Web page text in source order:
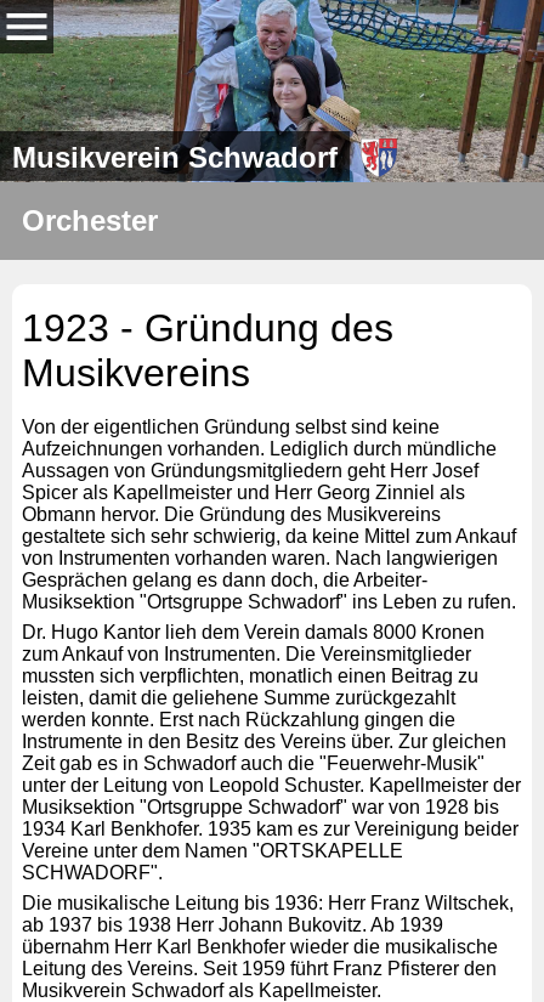
Musikverein Schwadorf
Orchester
1923 - Gründung des
Musikvereins
Von der eigentlichen Gründung selbst sind keine
Aufzeichnungen vorhanden. Lediglich durch mündliche
Aussagen von Gründungsmitgliedern geht Herr Josef
Spicer als Kapellmeister und Herr Georg Zinniel als
Obmann hervor. Die Gründung des Musikvereins
gestaltete sich sehr schwierig, da keine Mittel zum Ankauf
von Instrumenten vorhanden waren. Nach langwierigen
Gesprächen gelang es dann doch, die Arbeiter-
Musiksektion "Ortsgruppe Schwadorf" ins Leben zu rufen.
Dr. Hugo Kantor lieh dem Verein damals 8000 Kronen
zum Ankauf von Instrumenten. Die Vereinsmitglieder
mussten sich verpflichten, monatlich einen Beitrag zu
leisten, damit die geliehene Summe zurückgezahlt
werden konnte. Erst nach Rückzahlung gingen die
Instrumente in den Besitz des Vereins über. Zur gleichen
Zeit gab es in Schwadorf auch die "Feuerwehr-Musik"
unter der Leitung von Leopold Schuster. Kapellmeister der
Musiksektion "Ortsgruppe Schwadorf" war von 1928 bis
1934 Karl Benkhofer. 1935 kam es zur Vereinigung beider
Vereine unter dem Namen "ORTSKAPELLE
SCHWADORF".
Die musikalische Leitung bis 1936: Herr Franz Wiltschek,
ab 1937 bis 1938 Herr Johann Bukovitz. Ab 1939
übernahm Herr Karl Benkhofer wieder die musikalische
Leitung des Vereins. Seit 1959 führt Franz Pfisterer den
Musikverein Schwadorf als Kapellmeister.